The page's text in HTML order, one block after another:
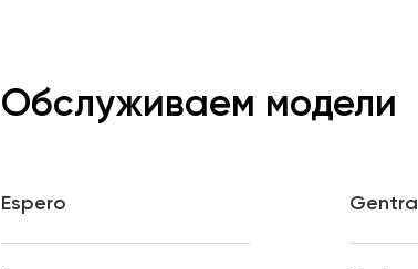
Обслуживаем модели
Espero Gentra